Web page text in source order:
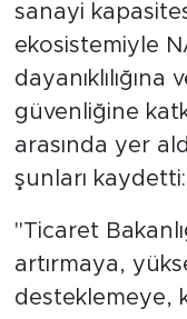
sanayi
ekosistemiyle
güvenliğine
arasında yer
şunları kaydetti:
"Ticaret
artırmaya,
desteklemeye,